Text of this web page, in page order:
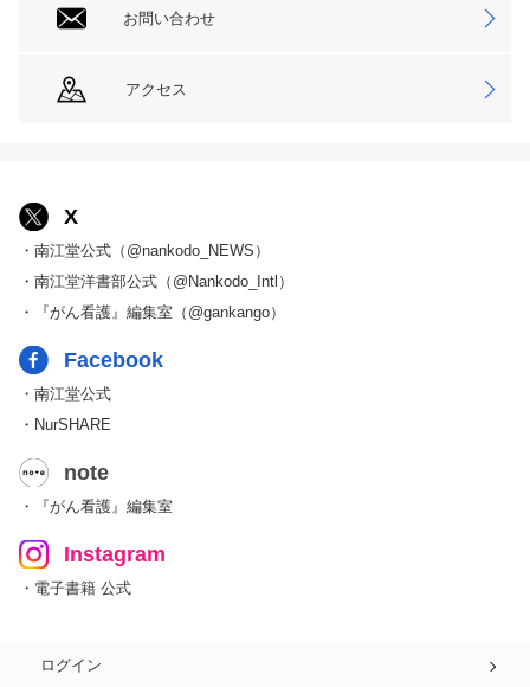
お問い合わせ
アクセス
X
・南江堂公式（@nankodo_NEWS）
・南江堂洋書部公式（@Nankodo_Intl）
・『がん看護』編集室（@gankango）
Facebook
・南江堂公式
・NurSHARE
note
・『がん看護』編集室
Instagram
・電子書籍 公式
ログイン